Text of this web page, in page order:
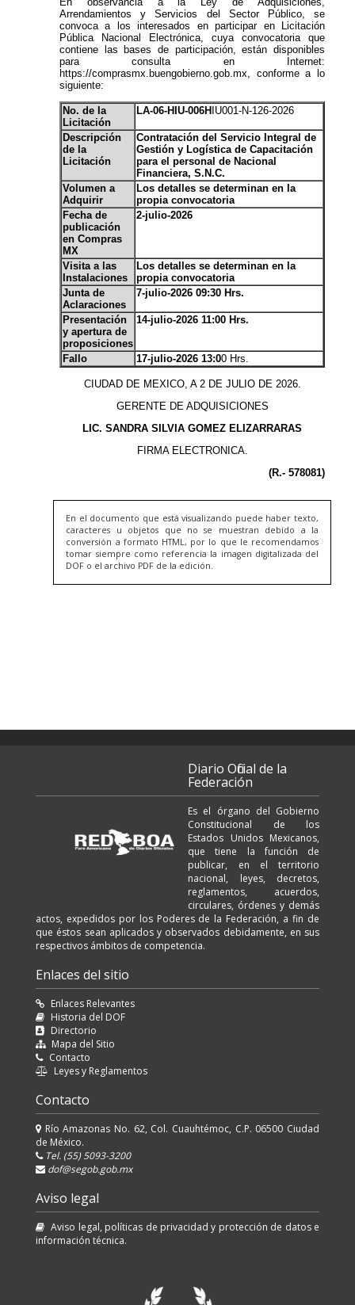
En el documento que está visualizando puede haber texto,
caracteres u objetos que no se muestran debido a la
conversión a formato HTML, por lo que le recomendamos
tomar siempre como referencia la imagen digitalizada del
DOF o el archivo PDF de la edición.
Diario Oficial de la
Federación
Es el órgano del Gobierno
Constitucional de los
Estados Unidos Mexicanos,
que tiene la función de
publicar, en el territorio
nacional, leyes, decretos,
reglamentos, acuerdos,
circulares, órdenes y demás
actos, expedidos por los Poderes de la Federación, a fin de
que éstos sean aplicados y observados debidamente, en sus
respectivos ámbitos de competencia.
Enlaces del sitio
Enlaces Relevantes
Historia del DOF
Directorio
Mapa del Sitio
Contacto
Leyes y Reglamentos
Contacto
Río Amazonas No. 62, Col. Cuauhtémoc, C.P. 06500 Ciudad
de México.
Tel. (55) 5093-3200
dof@segob.gob.mx
Aviso legal
Aviso legal, políticas de privacidad y protección de datos e
información técnica.